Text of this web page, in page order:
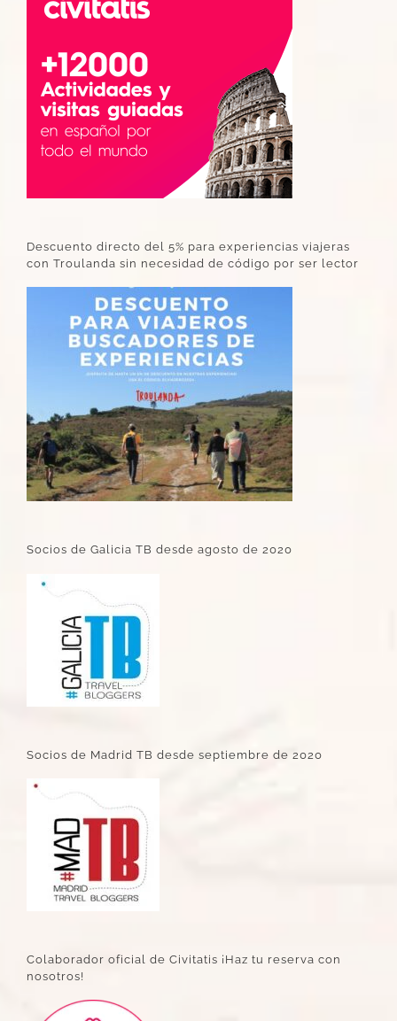
Descuento directo del 5% para experiencias viajeras
con Troulanda sin necesidad de código por ser lector
Socios de Galicia TB desde agosto de 2020
Socios de Madrid TB desde septiembre de 2020
Colaborador oficial de Civitatis ¡Haz tu reserva con
nosotros!